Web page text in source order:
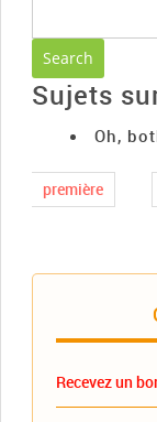
Sujets
Oh,
première
Recevez un